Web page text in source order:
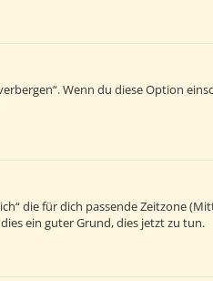
Wenn du diese Option
die für dich passende Zeitzone
ein guter Grund, dies jetzt zu tun.